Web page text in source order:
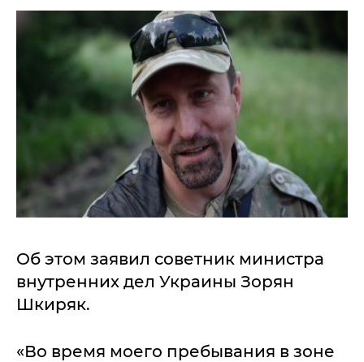
Об этом заявил советник министра
внутренних дел Украины Зорян
Шкиряк.
«Во время моего пребывания в зоне